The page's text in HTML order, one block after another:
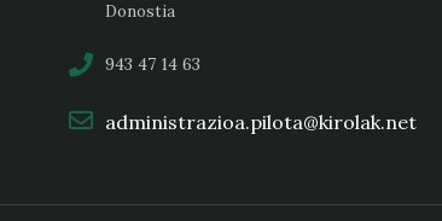
Donostia
943 47 14 63
administrazioa.pilota@kirolak.net